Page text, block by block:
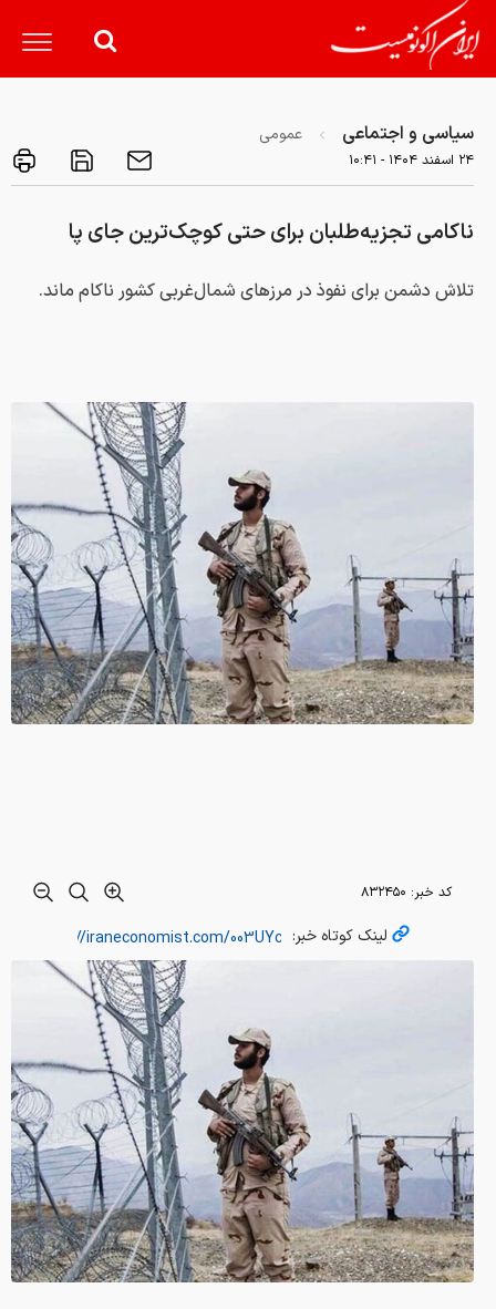
سیاسی و اجتماعی عمومی
۲۴ اسفند ۱۴۰۴ - ۱۰:۴۱
ناکامی تجزیه‌طلبان برای حتی کوچک‌ترین جای پا
تلاش دشمن برای نفوذ در مرزهای شمال‌غربی کشور ناکام ماند.
کد خبر:۸۳۲۴۵۰
به گزارش ایران اکونومیست؛ فرمانده سپاه آذربایجان‌غربی گفت:
تلاش دشمن و تجزیه‌طلبانه برای نفوذ در مرزهای شمال‌غربی
کشور ناکام ماند
بر اساس گزارش خبرگزاری تسنیم از ارومیه، سردار محمدحسین